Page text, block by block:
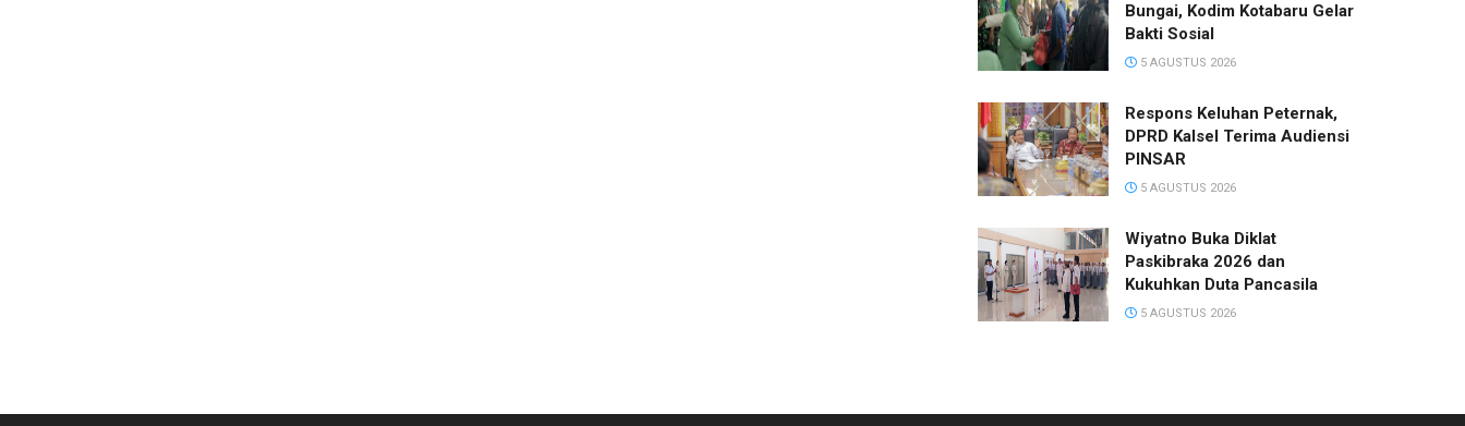
Bungai, Kodim Kotabaru Gelar
Bakti Sosial
5 AGUSTUS 2026
Respons Keluhan Peternak,
DPRD Kalsel Terima Audiensi
PINSAR
5 AGUSTUS 2026
Wiyatno Buka Diklat
Paskibraka 2026 dan
Kukuhkan Duta Pancasila
5 AGUSTUS 2026